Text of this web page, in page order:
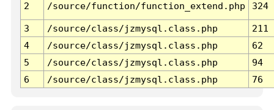
2 /source/function/function_extend.php 324
3 /source/class/jzmysql.class.php
211
4
/source/class/jzmysql.class.php
62
5
/source/class/jzmysql.class.php
94
6
/source/class/jzmysql.class.php 76